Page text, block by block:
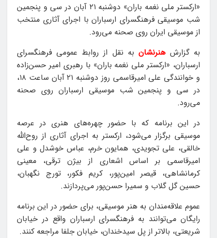
«ارکستر ملی نغمه باران» دوشنبه ۲۱ آبان‌ در سی و پنجمین
شب موسیقی فرهنگسرای ارسباران با اجرای‌ آثاری منتخب
از موسیقی ایران روی صحنه می‌رود.
به گزارشهنرنشان به نقل از روابط عمومی فرهنگسرای
ارسباران، «ارکستر ملی نغمه باران» با رهبری امیر حسن‌زاده
و خوانندگی علی امیرقاسمی روز دوشنبه ۲۱ آبان‌ ساعت ۱۸،
در سی و پنجمین شب موسیقی ارسباران روی صحنه
می‌رود.
در این برنامه که با حضور چهره‌های هنری در عرصه
موسیقی برگزار می‌شود، ارکستر به اجرای آثاری از روح‌الله
خالقی، علی تجویدی، همایون خرم، عباس خوشدل و علی
امیرقاسمی بر اساس اشعاری از بیژن ترقی، معینی
کرمانشاهی، قیصر امین‌پور، کریم فکور، تورج نگهبان،
حسین گل گلاب و سمیرا حسن‌پور می‌پردازند.
عموم علاقه‌مندان به هنر موسیقی، برای حضور در این برنامه
رایگان می‌توانند به فرهنگسرای ارسباران واقع در خیابان
شریعتی، بالاتر از پل سیدخندان، خیابان جلفا مراجعه کنند.